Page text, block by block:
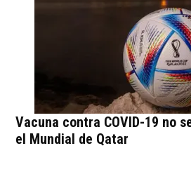
Vacuna contra COVID-19 no
el Mundial de Qatar